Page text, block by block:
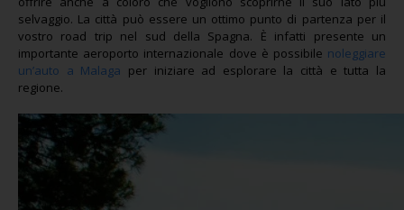
selvaggio. La città può essere un ottimo punto di partenza per il
vostro road trip nel sud della Spagna. È infatti presente un
importante aeroporto internazionale dove è possibile noleggiare
un’auto a Malaga per iniziare ad esplorare la città e tutta la
regione.